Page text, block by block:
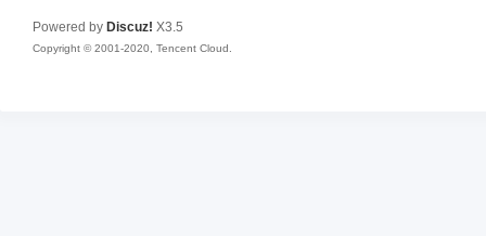
Powered by Discuz! X3.5
Copyright © 2001-2020, Tencent Cloud.